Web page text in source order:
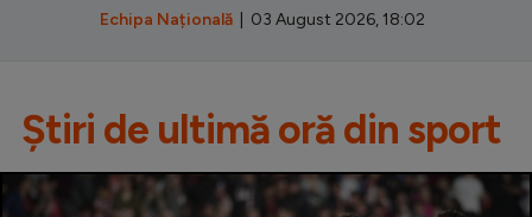
Echipa Națională | 03 August 2026, 18:02
Știri de ultimă oră din sport